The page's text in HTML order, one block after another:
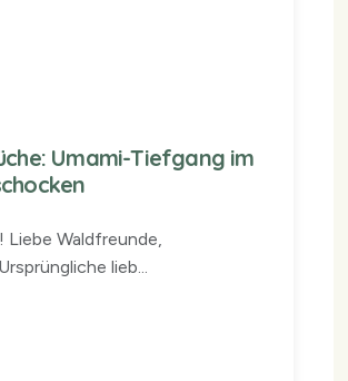
Umami-Tiefgang im
Waldfreunde,
lieb...